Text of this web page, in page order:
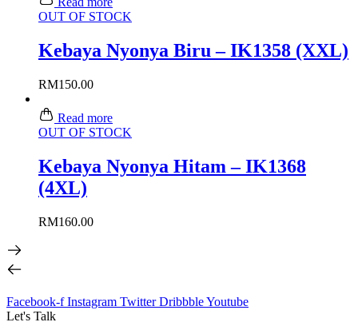
OUT OF STOCK
Kebaya Nyonya Biru – IK1358 (XXL)
RM150.00
Read more
OUT OF STOCK
Kebaya Nyonya Hitam – IK1368
(4XL)
RM160.00
Facebook-f Instagram Twitter DribbbleYoutube
Let's Talk